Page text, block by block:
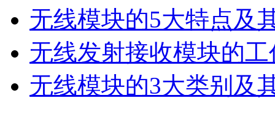
无线模块的5大特点及
无线发射接收模块的
无线模块的3大类别及